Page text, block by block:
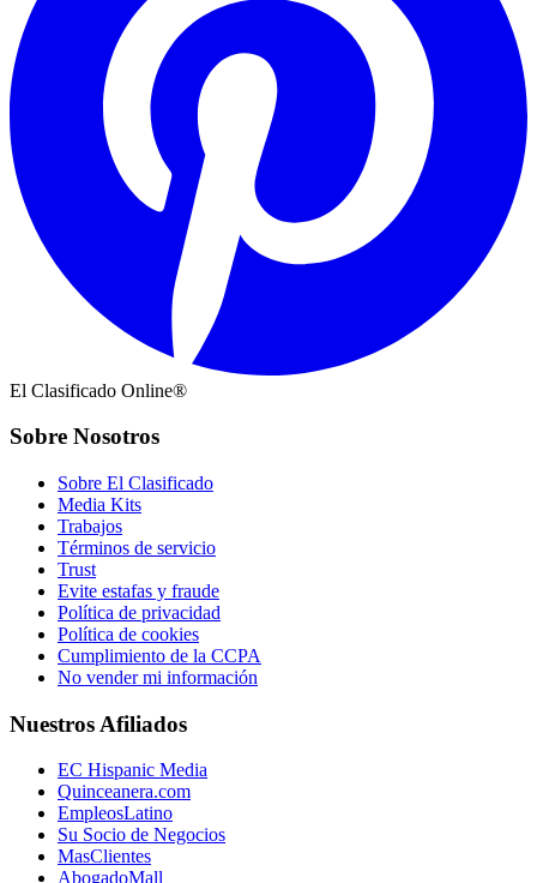
El Clasificado Online®
Sobre Nosotros
Sobre El Clasificado
Media Kits
Trabajos
Términos de servicio
Trust
Evite estafas y fraude
Política de privacidad
Política de cookies
Cumplimiento de la CCPA
No vender mi información
Nuestros Afiliados
EC Hispanic Media
Quinceanera.com
EmpleosLatino
Su Socio de Negocios
MasClientes
AbogadoMall